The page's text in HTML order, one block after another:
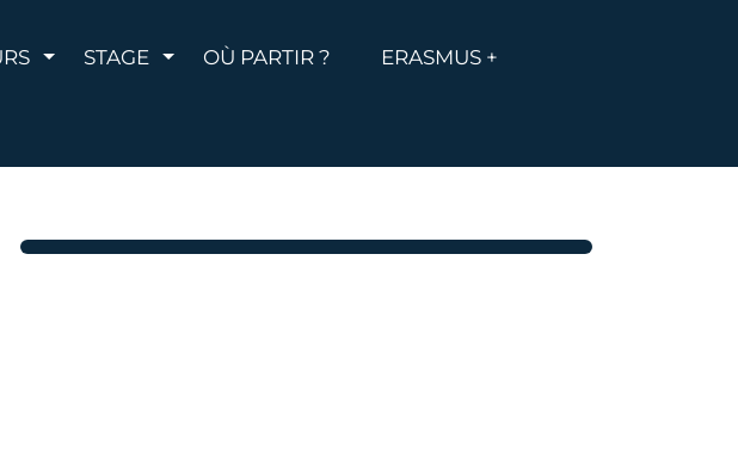
MENUAFFICHER LE MENU
STAGE AFFICHER LE MENU
OÙ PARTIR ? ERASMUS +